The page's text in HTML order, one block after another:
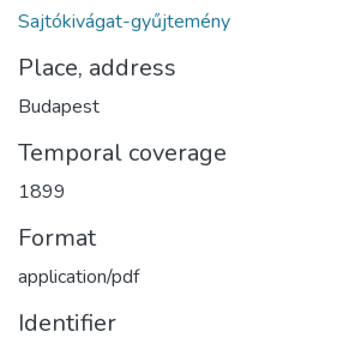
Sajtókivágat-gyűjtemény
Place, address
Budapest
Temporal coverage
1899
Format
application/pdf
Identifier